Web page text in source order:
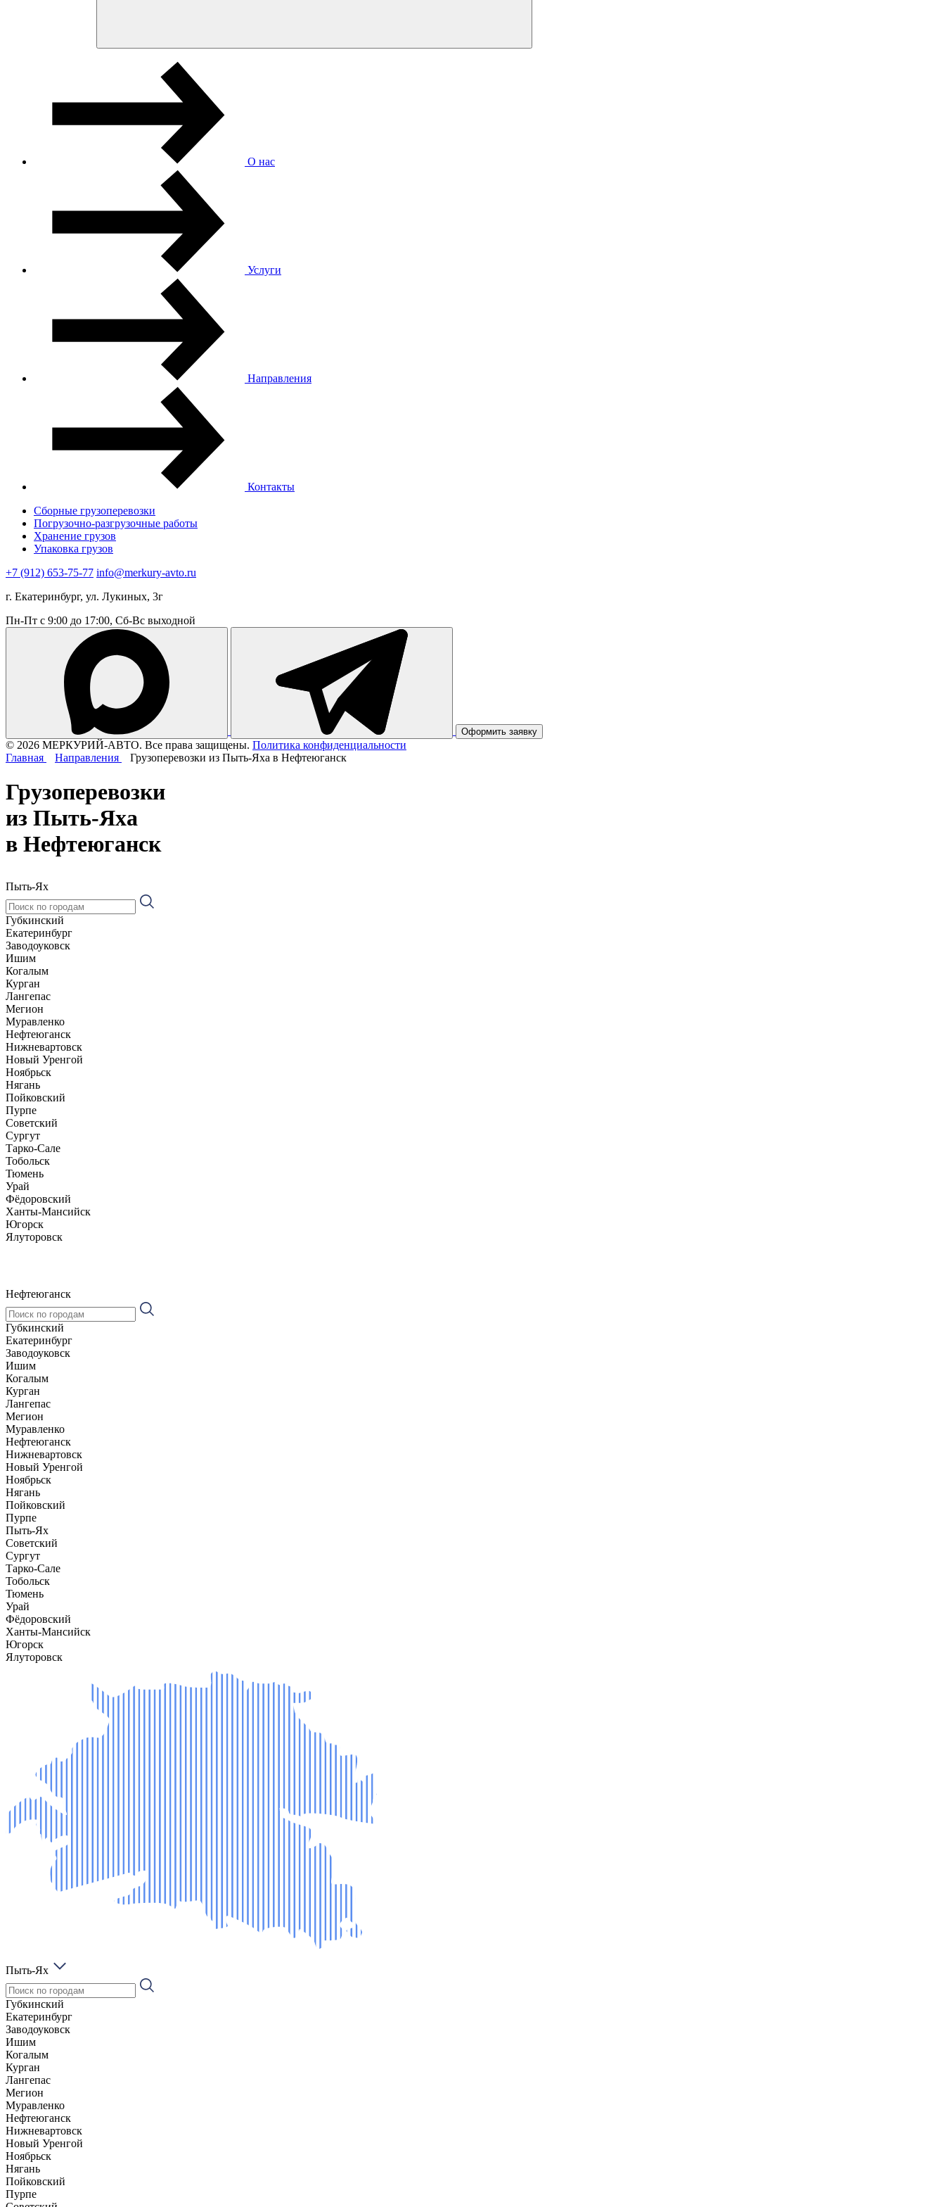
О нас
Услуги
Направления
Контакты
Сборные грузоперевозки
Погрузочно-разгрузочные работы
Хранение грузов
Упаковка грузов
+7 (912) 653-75-77 info@merkury-avto.ru
г. Екатеринбург, ул. Лукиных, 3г
Пн-Пт с 9:00 до 17:00, Сб-Вс выходной
Оформить заявку
© 2026 МЕРКУРИЙ-АВТО. Все права защищены. Политика конфиденциальности
Главная
Направления Грузоперевозки из Пыть-Яха в Нефтеюганск
Грузоперевозки
из Пыть-Яха
в Нефтеюганск
Пыть-Ях
Губкинский
Екатеринбург
Заводоуковск
Ишим
Когалым
Курган
Лангепас
Мегион
Муравленко
Нефтеюганск
Нижневартовск
Новый Уренгой
Ноябрьск
Нягань
Пойковский
Пурпе
Советский
Сургут
Тарко-Сале
Тобольск
Тюмень
Урай
Фёдоровский
Ханты-Мансийск
Югорск
Ялуторовск
Нефтеюганск
Губкинский
Екатеринбург
Заводоуковск
Ишим
Когалым
Курган
Лангепас
Мегион
Муравленко
Нефтеюганск
Нижневартовск
Новый Уренгой
Ноябрьск
Нягань
Пойковский
Пурпе
Пыть-Ях
Советский
Сургут
Тарко-Сале
Тобольск
Тюмень
Урай
Фёдоровский
Ханты-Мансийск
Югорск
Ялуторовск
Пыть-Ях
Губкинский
Екатеринбург
Заводоуковск
Ишим
Когалым
Курган
Лангепас
Мегион
Муравленко
Нефтеюганск
Нижневартовск
Новый Уренгой
Ноябрьск
Нягань
Пойковский
Пурпе